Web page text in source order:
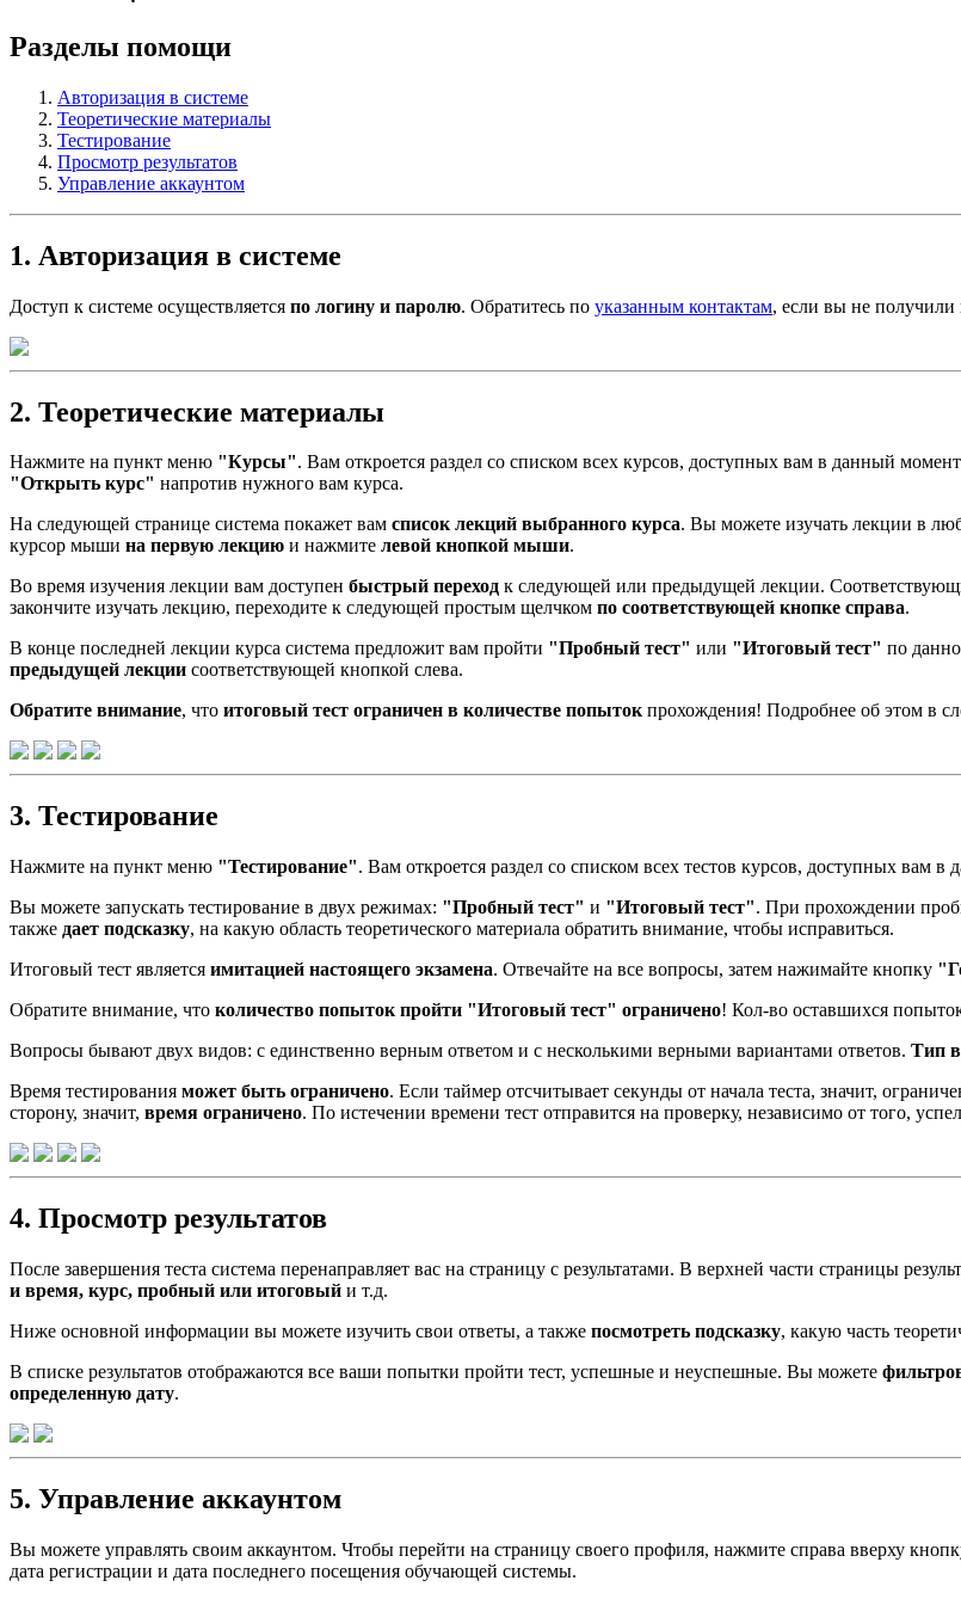
Разделы помощи
Авторизация в системе
Теоретические материалы
Тестирование
Просмотр результатов
Управление аккаунтом
1. Авторизация в системе
Доступ к системе осуществляется по логину и паролю. Обратитесь по указанным контактам, если вы не получили
2. Теоретические материалы
Нажмите на пункт меню "Курсы". Вам откроется раздел со списком всех курсов, доступных вам в данный
"Открыть курс" напротив нужного вам курса.
На следующей странице система покажет вам список лекций выбранного курса. Вы можете изучать лекции в
курсор мыши на первую лекцию и нажмите левой кнопкой мыши.
Во время изучения лекции вам доступен быстрый переход к следующей или предыдущей лекции.
закончите изучать лекцию, переходите к следующей простым щелчком по соответствующей кнопке справа.
В конце последней лекции курса система предложит вам пройти "Пробный тест" или "Итоговый тест" по
предыдущей лекции соответствующей кнопкой слева.
Обратите внимание, что итоговый тест ограничен в количестве попытокпрохождения! Подробнее об этом в
3. Тестирование
Нажмите на пункт меню "Тестирование". Вам откроется раздел со списком всех тестов курсов, доступных вам в
Вы можете запускать тестирование в двух режимах: "Пробный тест" и "Итоговый тест". При прохождении
также дает подсказку, на какую область теоретического материала обратить внимание, чтобы исправиться.
Итоговый тест является имитацией настоящего экзамена. Отвечайте на все вопросы, затем нажимайте кнопку
Обратите внимание, что количество попыток пройти "Итоговый тест" ограничено! Кол-во оставшихся
Вопросы бывают двух видов: с единственно верным ответом и с несколькими верными вариантами ответов. Тип
Время тестирования может быть ограничено. Если таймер отсчитывает секунды от начала теста, значит,
сторону, значит, время ограничено. По истечении времени тест отправится на проверку, независимо от того,
4. Просмотр результатов
После завершения теста система перенаправляет вас на страницу с результатами. В верхней части страницы
и время, курс, пробный или итоговый и т.д.
Ниже основной информации вы можете изучить свои ответы, а также посмотреть подсказку, какую часть
В списке результатов отображаются все ваши попытки пройти тест, успешные и неуспешные. Вы можете
определенную дату.
5. Управление аккаунтом
Вы можете управлять своим аккаунтом. Чтобы перейти на страницу своего профиля, нажмите справа вверху
дата регистрации и дата последнего посещения обучающей системы.